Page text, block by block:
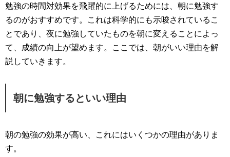
勉強の時間対効果を飛躍的に上げるためには、朝に勉強す
るのがおすすめです。これは科学的にも示唆されているこ
とであり、夜に勉強していたものを朝に変えることによっ
て、成績の向上が望めます。ここでは、朝がいい理由を解
説していきます。
朝に勉強するといい理由
朝の勉強の効果が高い、これにはいくつかの理由がありま
す。